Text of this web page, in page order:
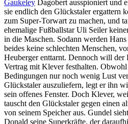
Gaukeley Dagobert ausspioniert und
sie endlich den Glückstaler ergattern
zum Super-Torwart zu machen, und
ehemalige Fußballstar Uli Seiler
in die Maschen. Sodann werden
beides keine schlechten Menschen,
Heuberger enttarnt. Dennoch will der
Vertrag mit Klever festhalten.
Bedingungen nur noch wenig Lust
Glückstaler auszuliefern, legt er ihn
sein offenes Fenster. Doch Klever,
tauscht den Glückstaler gegen einen
von seinem Speicher aus. Gundel
Donald seine Superkräfte, der